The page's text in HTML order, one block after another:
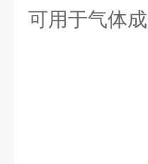
可用于气体